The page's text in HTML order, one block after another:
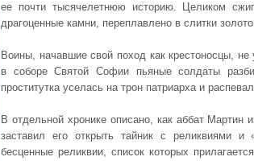
ее почти тысячелетнюю историю. Целиком
драгоценные камни, переплавлено в слитки
Воины, начавшие свой поход как крестоносцы,
в соборе Святой Софии пьяные солдаты
проститутка уселась на трон патриарха и
В отдельной хронике описано, как аббат Мартин
заставил его открыть тайник с реликвиями
бесценные реликвии, список которых